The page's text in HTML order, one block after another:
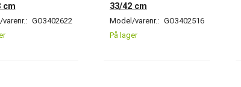
cm
GO3402622
33/42 cm
Model/varenr.: GO3402516
På lager